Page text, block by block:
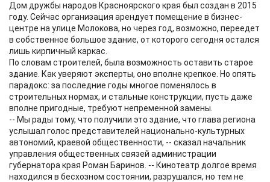
Дом дружбы народов Красноярского края был создан в 2015
году. Сейчас организация арендует помещение в бизнес-
центре на улице Молокова, но через год, возможно, переедет
в собственное большое здание, от которого сегодня остался
лишь кирпичный каркас.
По словам строителей, была возможность оставить старое
здание. Как уверяют эксперты, оно вполне крепкое. Но опять
парадокс: за последние годы многое поменялось в
строительных нормах, и стальные конструкции, пусть даже
вполне пригодные, требуют непременной замены.
-- Мы рады тому, что получили это здание, что глава региона
услышал голос представителей национально-культурных
автономий, краевой общественности, -- сказал начальник
управления общественных связей администрации
губернатора края Роман Баринов. -- Кинотеатр долгое время
находился в бесхозном состоянии, разрушался, но тем не